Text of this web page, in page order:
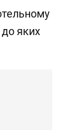
яких